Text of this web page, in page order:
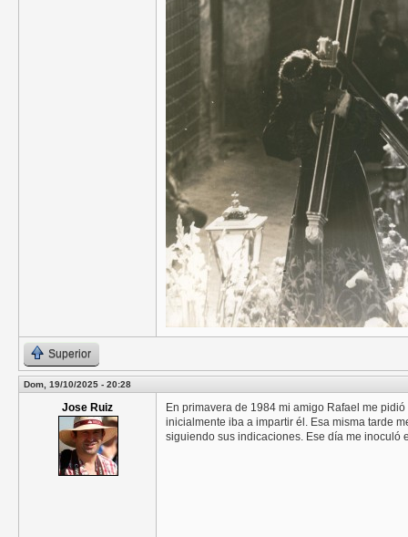
Superior
Dom, 19/10/2025 - 20:28
Jose Ruiz
En primavera de 1984 mi amigo Rafael me
inicialmente iba a impartir él. Esa misma tarde
siguiendo sus indicaciones. Ese día me inoculó